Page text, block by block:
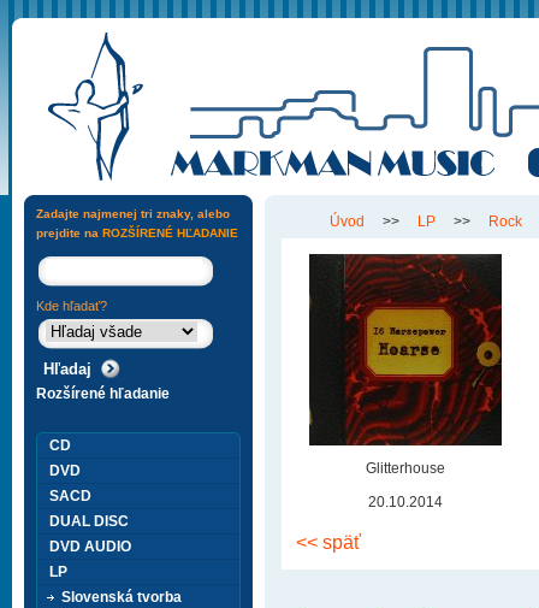
Úvod >> LP >> Rock
Glitterhouse
20.10.2014
<< späť
Zadajte najmenej tri znaky, alebo
prejdite na ROZŠÍRENÉ HĽADANIE
Kde hľadať?
Rozšírené hľadanie
CD
DVD
SACD
DUAL DISC
DVD AUDIO
LP
Slovenská tvorba